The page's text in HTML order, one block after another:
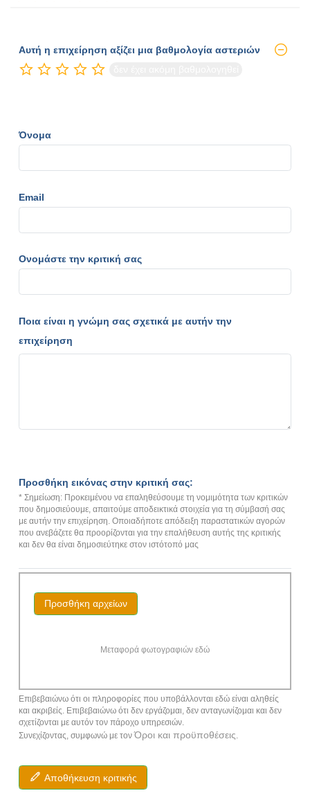
Αυτή η επιχείρηση αξίζει μια βαθμολογία αστεριών
Όνομα
Email
Ονομάστε την κριτική σας
Ποια είναι η γνώμη σας σχετικά με αυτήν την
επιχείρηση
Προσθήκη εικόνας στην κριτική σας:
* Σημείωση: Προκειμένου να επαληθεύσουμε τη νομιμότητα των κριτικών
που δημοσιεύουμε, απαιτούμε αποδεικτικά στοιχεία για τη σύμβασή σας
με αυτήν την επιχείρηση. Οποιαδήποτε απόδειξη παραστατικών αγορών
που ανεβάζετε θα προορίζονται για την επαλήθευση αυτής της κριτικής
και δεν θα είναι δημοσιεύτηκε στον ιστότοπό μας
Προσθήκη αρχείων
Μεταφορά φωτογραφιών εδώ
Επιβεβαιώνω ότι οι πληροφορίες που υποβάλλονται εδώ είναι αληθείς
και ακριβείς. Επιβεβαιώνω ότι δεν εργάζομαι, δεν ανταγωνίζομαι και δεν
σχετίζονται με αυτόν τον πάροχο υπηρεσιών.
Συνεχίζοντας, συμφωνώ με τονΌροι και προϋποθέσεις.
Αποθήκευση κριτικής